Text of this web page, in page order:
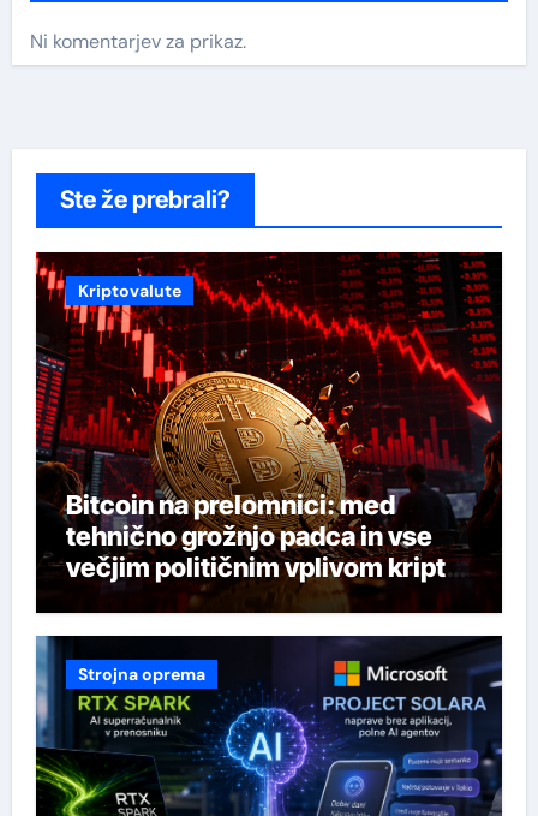
Ni komentarjev za prikaz.
Ste že prebrali?
Kriptovalute
Bitcoin na prelomnici: med
tehnično grožnjo padca in vse
večjim političnim vplivom kripto
industrije
Strojna oprema